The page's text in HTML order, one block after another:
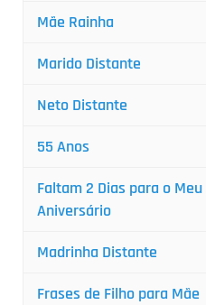
Mãe Rainha
Marido Distante
Neto Distante
55 Anos
Faltam 2 Dias para o Meu
Aniversário
Madrinha Distante
Frases de Filho para Mãe